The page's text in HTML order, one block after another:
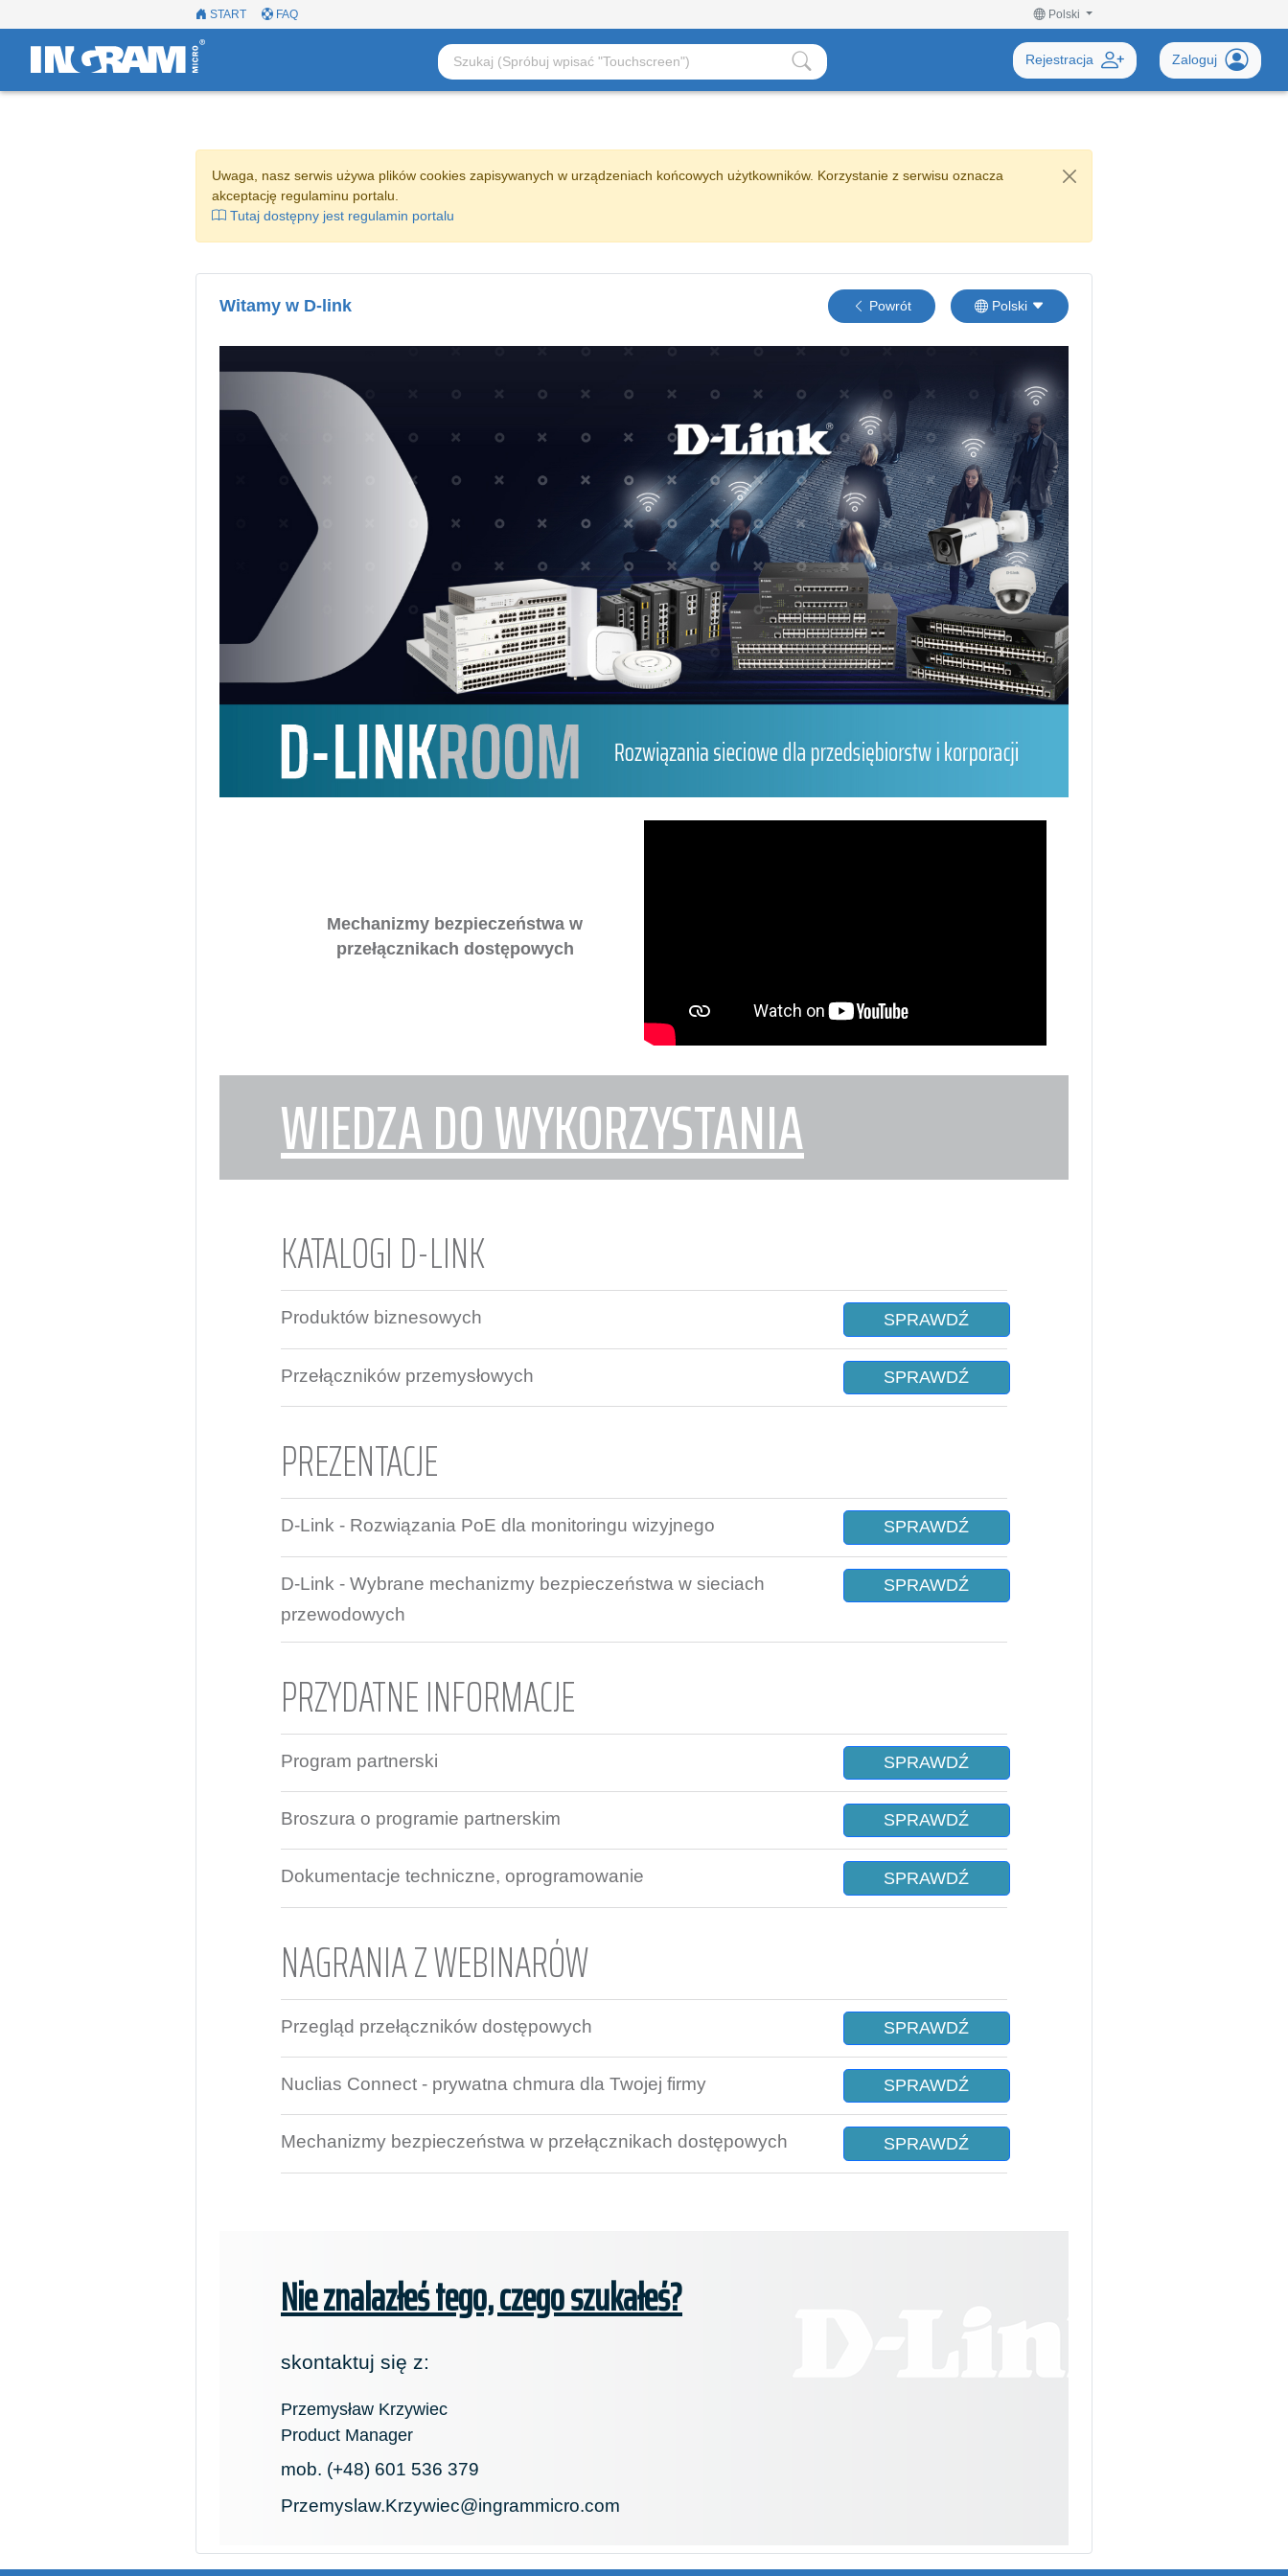
START FAQ Polski
Rejestracja Zaloguj
Uwaga, nasz serwis używa plików cookies zapisywanych w urządzeniach końcowych użytkowników. Korzystanie z serwisu oznacza
akceptację regulaminu portalu.
Tutaj dostępny jest regulamin portalu
Witamy w D-link Powrót Polski
Mechanizmy bezpieczeństwa w
przełącznikach dostępowych
WIEDZA DO WYKORZYSTANIA
KATALOGI D-LINK
Produktów biznesowych SPRAWDŹ
Przełączników przemysłowych SPRAWDŹ
PREZENTACJE
D-Link - Rozwiązania PoE dla monitoringu wizyjnego SPRAWDŹ
D-Link - Wybrane mechanizmy bezpieczeństwa w sieciach
przewodowych
SPRAWDŹ
PRZYDATNE INFORMACJE
Program partnerski SPRAWDŹ
Broszura o programie partnerskim SPRAWDŹ
Dokumentacje techniczne, oprogramowanie SPRAWDŹ
NAGRANIA Z WEBINARÓW
Przegląd przełączników dostępowych SPRAWDŹ
Nuclias Connect - prywatna chmura dla Twojej firmy SPRAWDŹ
Mechanizmy bezpieczeństwa w przełącznikach dostępowych SPRAWDŹ
Nie znalazłeś tego, czego szukałeś?
skontaktuj się z:
Przemysław Krzywiec
Product Manager
mob. (+48) 601 536 379
Przemyslaw.Krzywiec@ingrammicro.com